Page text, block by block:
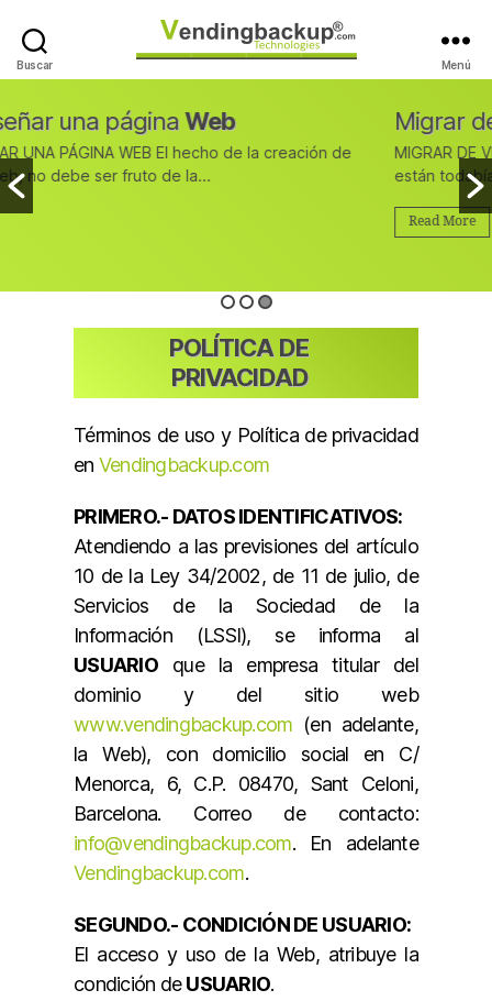
Buscar Menú
Migrar deVisual Basic 6
MIGRAR DE VISUAL BASIC 6 A .NET Debido a lo extendidas que
están todabía las aplicaciones diseñadas en Visual Basic...
POLÍTICA DE
PRIVACIDAD
Términos de uso y Política de privacidad
en Vendingbackup.com
PRIMERO.- DATOS IDENTIFICATIVOS:
Atendiendo a las previsiones del artículo
10 de la Ley 34/2002, de 11 de julio, de
Servicios de la Sociedad de la
Información (LSSI), se informa al
USUARIOque la empresa titular del
dominio y del sitio web
www.vendingbackup.com (en adelante,
la Web), con domicilio social en C/
Menorca, 6, C.P. 08470, Sant Celoni,
Barcelona. Correo de contacto:
info@vendingbackup.com. En adelante
Vendingbackup.com.
SEGUNDO.- CONDICIÓN DE USUARIO:
El acceso y uso de la Web, atribuye la
condición deUSUARIO.